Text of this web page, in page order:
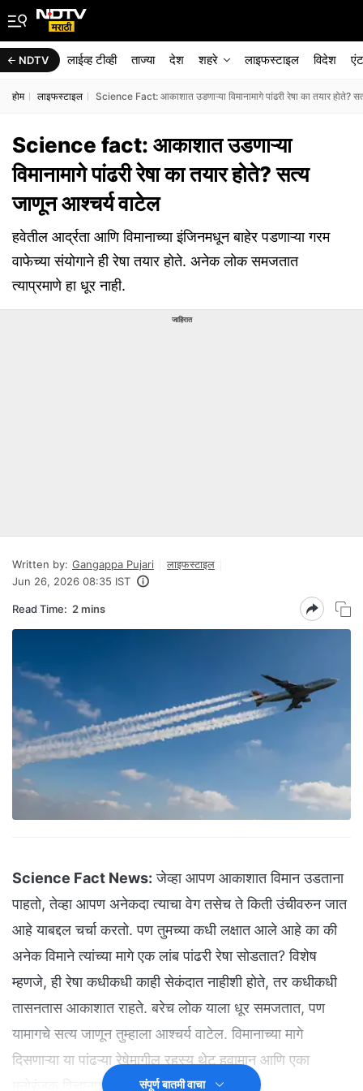
NDTV लाईव्ह टीव्ही ताज्या देश शहरे लाइफस्टाइल विदेश
होम लाइफस्टाइल Science Fact: आकाशात उडणाऱ्या विमानामागे पांढरी रेषा का तयार होते?
Science fact: आकाशात उडणाऱ्या
विमानामागे पांढरी रेषा का तयार होते? सत्य
जाणून आश्चर्य वाटेल
हवेतील आर्द्रता आणि विमानाच्या इंजिनमधून बाहेर पडणाऱ्या गरम
वाफेच्या संयोगाने ही रेषा तयार होते. अनेक लोक समजतात
त्याप्रमाणे हा धूर नाही.
जाहिरात
Written by: Gangappa Pujari
लाइफस्टाइल
Jun 26, 2026 08:35 IST
Read Time: 2 mins
Science Fact News: जेव्हा आपण आकाशात विमान उडताना
पाहतो, तेव्हा आपण अनेकदा त्याचा वेग तसेच ते किती उंचीवरुन जात
आहे याबद्दल चर्चा करतो. पण तुमच्या कधी लक्षात आले आहे का की
अनेक विमाने त्यांच्या मागे एक लांब पांढरी रेषा सोडतात? विशेष
म्हणजे, ही रेषा कधीकधी काही सेकंदात नाहीशी होते, तर कधीकधी
तासनतास आकाशात राहते. बरेच लोक याला धूर समजतात, पण
यामागचे सत्य जाणून तुम्हाला आश्चर्य वाटेल. विमानाच्या मागे
दिसणाऱ्या या पांढऱ्या रेषेमागील रहस्य थेट हवामान आणि एका
मनोरंजक विज्ञानाशी जोडलेले आहे.
संपूर्ण बातमी वाचा